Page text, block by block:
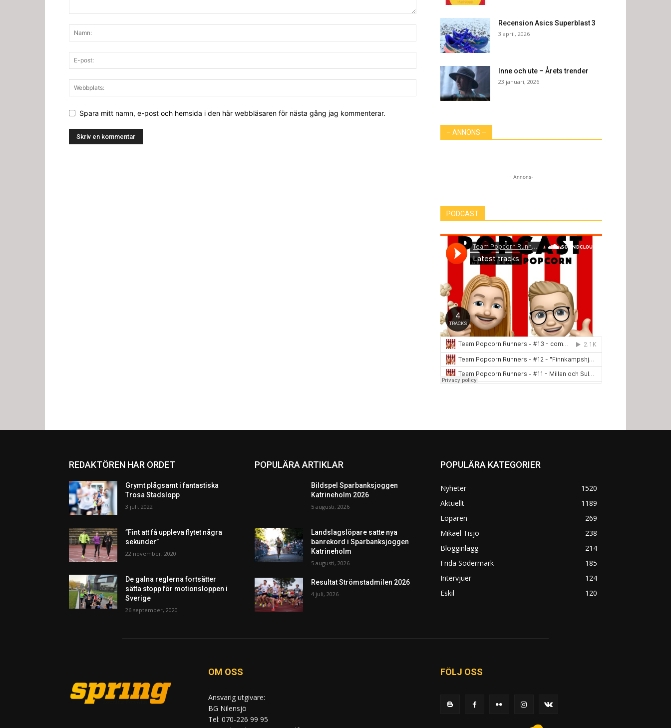
Spara mitt namn, e-post och hemsida i den här webbläsaren för nästa gång jag kommenterar.
Recension Asics Superblast 3
3 april, 2026
Inne och ute – Årets trender
23 januari, 2026
– ANNONS –
- Annons-
PODCAST
REDAKTÖREN HAR ORDET
Grymt plågsamt i fantastiska
Trosa Stadslopp
3 juli, 2022
”Fint att få uppleva flytet några
sekunder”
22 november, 2020
De galna reglerna fortsätter
sätta stopp för motionsloppen i
Sverige
26 september, 2020
POPULÄRA ARTIKLAR
Bildspel Sparbanksjoggen
Katrineholm 2026
5 augusti, 2026
Landslagslöpare satte nya
banrekord i Sparbanksjoggen
Katrineholm
5 augusti, 2026
Resultat Strömstadmilen 2026
4 juli, 2026
POPULÄRA KATEGORIER
Nyheter
1520
Aktuellt
1189
Löparen
269
Mikael Tisjö
238
Blogginlägg
214
Frida Södermark
185
Intervjuer
124
Eskil
120
OM OSS
Ansvarig utgivare:
BG Nilensjö
Tel: 070-226 99 95
FÖLJ OSS